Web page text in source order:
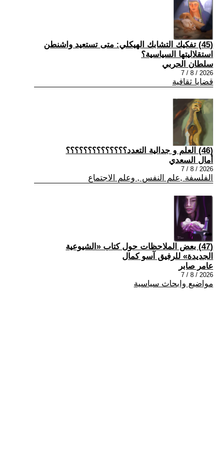
(45) تفكيك التشابك الهيكلي: متى تستعيد واشنطن
استقلاليتها السياسية؟
سلطان الحربي
2026 / 8 / 7
قضايا ثقافية
(46) العلم و جدالية التعدد؟؟؟؟؟؟؟؟؟؟؟؟؟؟
أمال السعدي
2026 / 8 / 7
الفلسفة ,علم النفس , وعلم الاجتماع
(47) بعض الملاحظات حول كتاب «الشيوعية
الجديدة» للرفيق آسو كمال
عامر صابر
2026 / 8 / 7
مواضيع وابحاث سياسية